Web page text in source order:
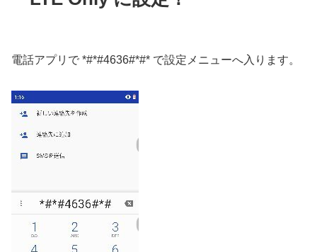
電話アプリで *#*#4636#*#* で設定メニューへ入ります。